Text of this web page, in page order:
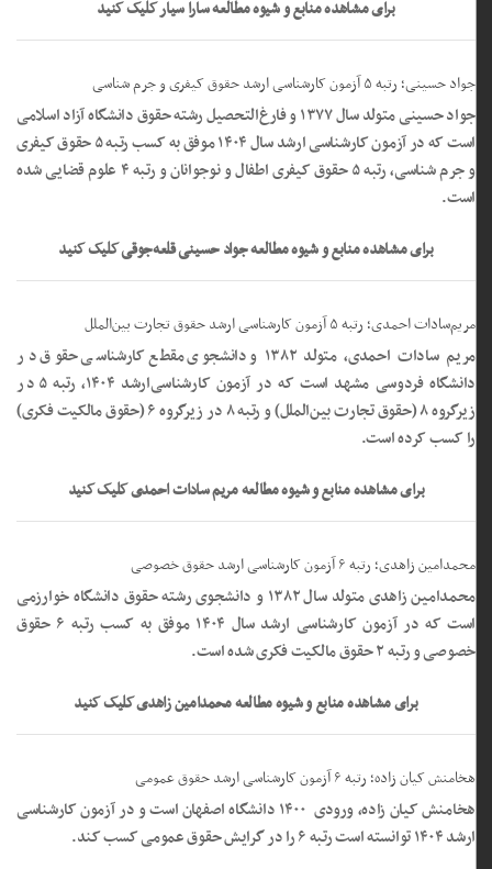
برای مشاهده منابع و شیوه مطالعه سارا سیار کلیک کنید
جواد حسینی؛ رتبه ۵ آزمون کارشناسی ارشد حقوق کیفری و جرم شناسی
جواد حسینی متولد سال ۱۳۷۷ و فارغ‌التحصیل رشته حقوق دانشگاه آزاد اسلامی
است که در آزمون کارشناسی ارشد سال ۱۴۰۴ موفق به کسب رتبه ۵ حقوق کیفری
و جرم شناسی، رتبه ۵ حقوق کیفری اطفال و نوجوانان و رتبه ۴ علوم قضایی شده
است.
برای مشاهده منابع و شیوه مطالعه جواد حسینی قلعه‌جوقی کلیک کنید
مریم‌‌سادات احمدی؛ رتبه ۵ آزمون کارشناسی ارشد حقوق تجارت بین‌الملل
مریم‌ سادات احمدی، متولد ۱۳۸۲ و دانشجوی مقطع کارشناسی حقوق در
دانشگاه فردوسی مشهد است که در آزمون کارشناسی‌ارشد ۱۴۰۴، رتبه ۵ در
زیرگروه ۸ (حقوق تجارت بین‌الملل) و رتبه ۸ در زیرگروه ۶ (حقوق مالکیت فکری)
را کسب کرده است.
برای مشاهده منابع و شیوه مطالعه مریم سادات احمدی کلیک کنید
محمدامین زاهدی؛ رتبه ۶ آزمون کارشناسی ارشد حقوق خصوصی
محمدامین زاهدی متولد سال ۱۳۸۲ و دانشجوی رشته حقوق دانشگاه خوارزمی
است که در آزمون کارشناسی ارشد سال ۱۴۰۴ موفق به کسب رتبه ۶ حقوق
خصوصی و رتبه ۲ حقوق مالکیت فکری شده است.
برای مشاهده منابع و شیوه مطالعه محمدامین زاهدی کلیک کنید
هخامنش کیان زاده؛ رتبه ۶ آزمون کارشناسی ارشد حقوق عمومی
هخامنش کیان زاده، ورودی ۱۴۰۰ دانشگاه اصفهان است و در آزمون کارشناسی
ارشد ۱۴۰۴ توانسته است رتبه ۶ را در گرایش حقوق عمومی کسب کند.